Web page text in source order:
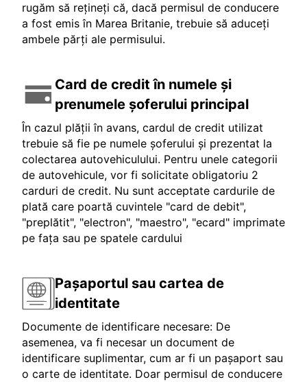
rugăm să rețineți că, dacă permisul de conducere
a fost emis în Marea Britanie, trebuie să aduceți
ambele părți ale permisului.
Card de credit în numele și
prenumele șoferului principal
În cazul plății în avans, cardul de credit utilizat
trebuie să fie pe numele șoferului și prezentat la
colectarea autovehiculului. Pentru unele categorii
de autovehicule, vor fi solicitate obligatoriu 2
carduri de credit. Nu sunt acceptate cardurile de
plată care poartă cuvintele "card de debit",
"preplătit", "electron", "maestro", "ecard" imprimate
pe fața sau pe spatele cardului
Pașaportul sau cartea de
identitate
Documente de identificare necesare: De
asemenea, va fi necesar un document de
identificare suplimentar, cum ar fi un pașaport sau
o carte de identitate. Doar permisul de conducere